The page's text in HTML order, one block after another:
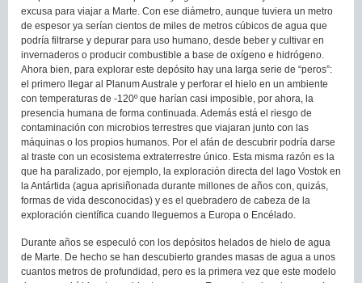
excusa para viajar a Marte. Con ese diámetro, aunque tuviera un metro
de espesor ya serían cientos de miles de metros cúbicos de agua que
podría filtrarse y depurar para uso humano, desde beber y cultivar en
invernaderos o producir combustible a base de oxígeno e hidrógeno.
Ahora bien, para explorar este depósito hay una larga serie de “peros”:
el primero llegar al Planum Australe y perforar el hielo en un ambiente
con temperaturas de -120º que harían casi imposible, por ahora, la
presencia humana de forma continuada. Además está el riesgo de
contaminación con microbios terrestres que viajaran junto con las
máquinas o los propios humanos. Por el afán de descubrir podría darse
al traste con un ecosistema extraterrestre único. Esta misma razón es la
que ha paralizado, por ejemplo, la exploración directa del lago Vostok en
la Antártida (agua aprisiñonada durante millones de años con, quizás,
formas de vida desconocidas) y es el quebradero de cabeza de la
exploración científica cuando lleguemos a Europa o Encélado.
Durante años se especuló con los depósitos helados de hielo de agua
de Marte. De hecho se han descubierto grandes masas de agua a unos
cuantos metros de profundidad, pero es la primera vez que este modelo